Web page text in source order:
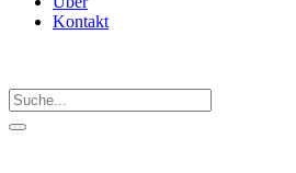
Kontakt